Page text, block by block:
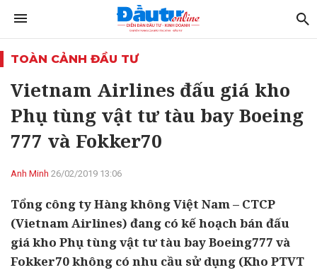
TOÀN CẢNH ĐẦU TƯ
Vietnam Airlines đấu giá kho
Phụ tùng vật tư tàu bay Boeing
777 và Fokker70
Anh Minh 26/02/2019 13:06
Tổng công ty Hàng không Việt Nam – CTCP
(Vietnam Airlines) đang có kế hoạch bán đấu
giá kho Phụ tùng vật tư tàu bay Boeing777 và
Fokker70 không có nhu cầu sử dụng (Kho PTVT